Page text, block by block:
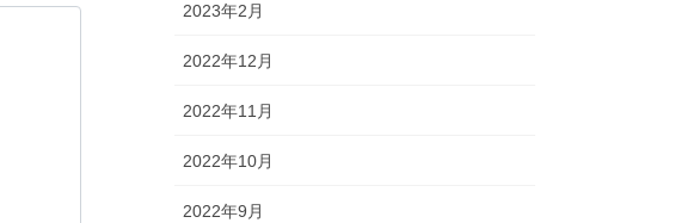
2023年2月
2022年12月
2022年11月
2022年10月
2022年9月